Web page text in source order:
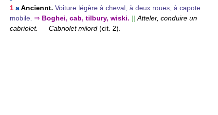
1 aAnciennt. Voiture légère à cheval, à deux roues, à capote
mobile. ⇒ Boghei, cab, tilbury, wiski. || Atteler, conduire un
cabriolet. — Cabriolet milord (cit. 2).